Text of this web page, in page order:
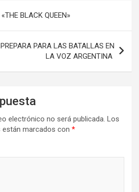
tirBLACK QUEEN»
PARA LAS BATALLAS EN
LA VOZ ARGENTINA
electrónico no será publicada. Los
marcados con *